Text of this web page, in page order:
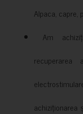
Alpaca, capre,
Am
achiziționarea